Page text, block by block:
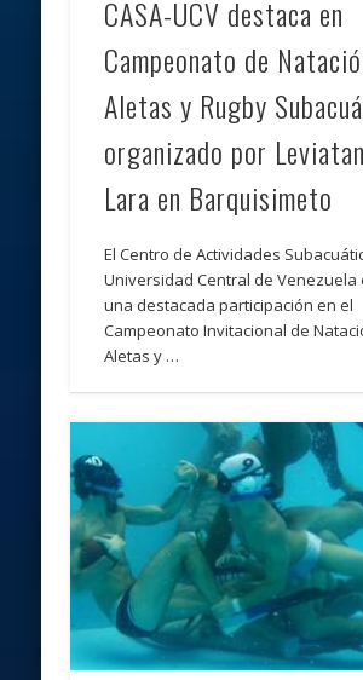
CASA-UCV destaca en
Campeonato de
Aletas y Rugby
organizado por
Lara en Barquisimeto
El Centro de Actividades
Universidad Central de Venezuela
una destacada participación en el
Campeonato Invitacional de
Aletas y …